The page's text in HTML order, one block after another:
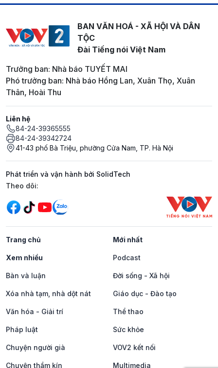
BAN VĂN HOÁ - XÃ HỘI VÀ DÂN
TỘC
Đài Tiếng nói Việt Nam
Trưởng ban: Nhà báo TUYẾT MAI
Phó trưởng ban: Nhà báo Hồng Lan, Xuân Thọ, Xuân
Thân, Hoài Thu
Liên hệ
84-24-39365555
84-24-39342724
41-43 phố Bà Triệu, phường Cửa Nam, TP. Hà Nội
Phát triển và vận hành bởi SolidTech
Mạng xã hội
Theo dõi:
Trang chủ Mới nhất
Xem nhiều Podcast
Bàn và luận Đời sống - Xã hội
Xóa nhà tạm, nhà dột nát Giáo dục - Đào tạo
Văn hóa - Giải trí Thể thao
Pháp luật Sức khỏe
Chuyện người già VOV2 kết nối
Chuyện thầm kín Multimedia